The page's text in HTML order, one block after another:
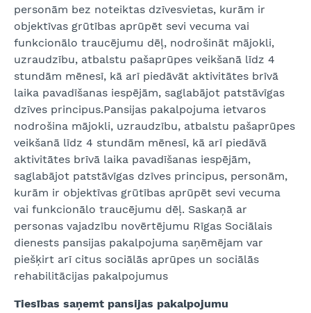
personām bez noteiktas dzīvesvietas, kurām ir
objektīvas grūtības aprūpēt sevi vecuma vai
funkcionālo traucējumu dēļ, nodrošināt mājokli,
uzraudzību, atbalstu pašaprūpes veikšanā līdz 4
stundām mēnesī, kā arī piedāvāt aktivitātes brīvā
laika pavadīšanas iespējām, saglabājot patstāvīgas
dzīves principus.Pansijas pakalpojuma ietvaros
nodrošina mājokli, uzraudzību, atbalstu pašaprūpes
veikšanā līdz 4 stundām mēnesī, kā arī piedāvā
aktivitātes brīvā laika pavadīšanas iespējām,
saglabājot patstāvīgas dzīves principus, personām,
kurām ir objektīvas grūtības aprūpēt sevi vecuma
vai funkcionālo traucējumu dēļ. Saskaņā ar
personas vajadzību novērtējumu Rīgas Sociālais
dienests pansijas pakalpojuma saņēmējam var
piešķirt arī citus sociālās aprūpes un sociālās
rehabilitācijas pakalpojumus
Tiesības saņemt pansijas pakalpojumu